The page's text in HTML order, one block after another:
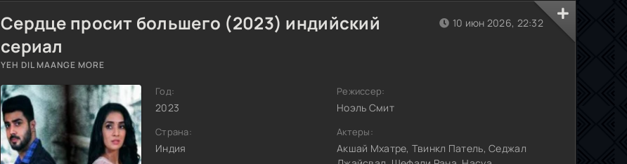
Сердце просит большего (2023) индийский
сериал
YEH DIL MAANGE MORE
Год:
2023
Страна:
Индия
10 июн 2026, 22:32
Режиссер:
Ноэль Смит
Актеры:
Акшай Мхатре, Твинкл Патель, Седжал